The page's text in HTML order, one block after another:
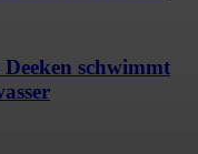
schwimmt